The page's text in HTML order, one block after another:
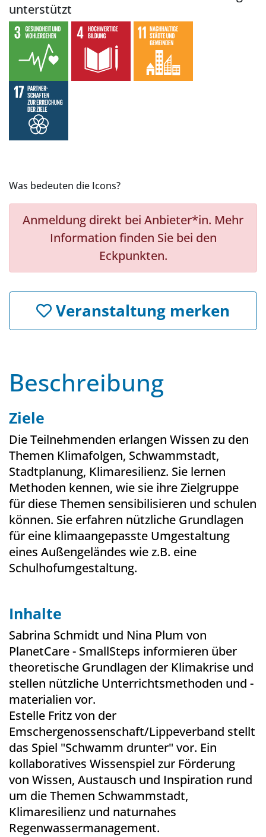
unterstützt
Was bedeuten die Icons?
Anmeldung direkt bei Anbieter*in. Mehr
Information finden Sie bei den
Eckpunkten.
Veranstaltung merken
Beschreibung
Ziele
Die Teilnehmenden erlangen Wissen zu den
Themen Klimafolgen, Schwammstadt,
Stadtplanung, Klimaresilienz. Sie lernen
Methoden kennen, wie sie ihre Zielgruppe
für diese Themen sensibilisieren und schulen
können. Sie erfahren nützliche Grundlagen
für eine klimaangepasste Umgestaltung
eines Außengeländes wie z.B. eine
Schulhofumgestaltung.
Inhalte
Sabrina Schmidt und Nina Plum von
PlanetCare - SmallSteps informieren über
theoretische Grundlagen der Klimakrise und
stellen nützliche Unterrichtsmethoden und -
materialien vor.
Estelle Fritz von der
Emschergenossenschaft/Lippeverband stellt
das Spiel "Schwamm drunter" vor. Ein
kollaboratives Wissenspiel zur Förderung
von Wissen, Austausch und Inspiration rund
um die Themen Schwammstadt,
Klimaresilienz und naturnahes
Regenwassermanagement.